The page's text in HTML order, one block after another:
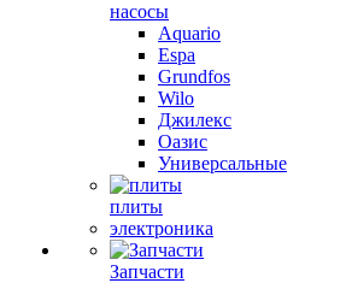
насосы
Aquario
Espa
Grundfos
Wilo
Джилекс
Оазис
Универсальные
плиты
электроника
Запчасти